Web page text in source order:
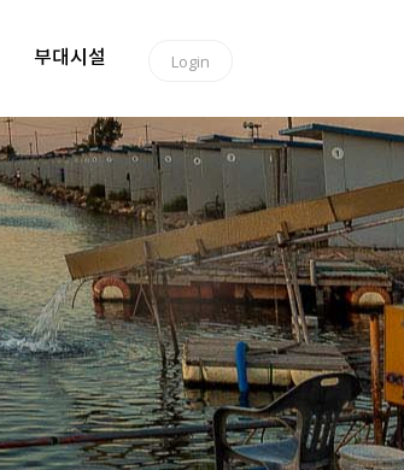
부대시설 Login